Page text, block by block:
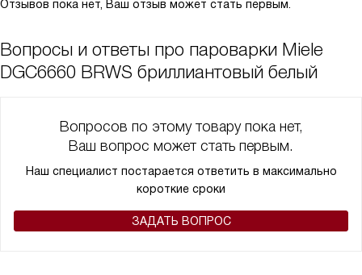
Отзывов пока нет, Ваш отзыв может стать первым.
Вопросы и ответы про пароварки Miele
DGC6660 BRWS бриллиантовый белый
Вопросов по этому товару пока нет,
Ваш вопрос может стать первым.
Наш специалист постарается ответить в максимально
короткие сроки
ЗАДАТЬ ВОПРОС